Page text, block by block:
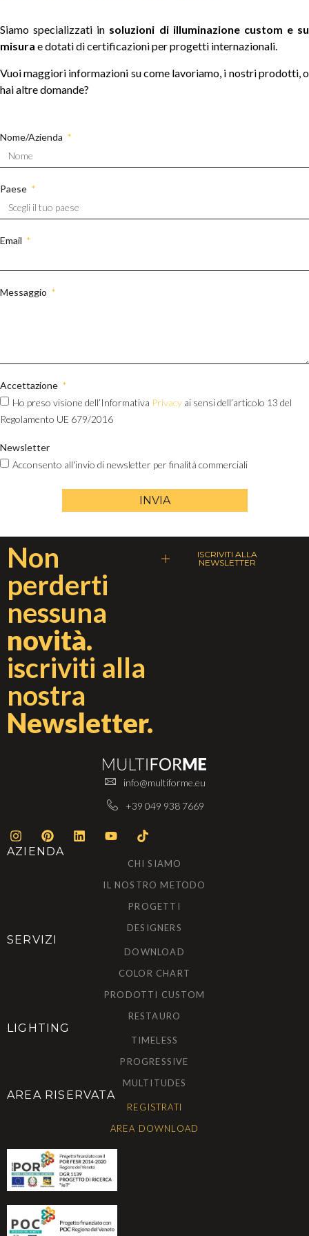
Siamo specializzati in soluzioni di illuminazione custom e su
misura e dotati di certificazioni per progetti internazionali.
Vuoi maggiori informazioni su come lavoriamo, i nostri prodotti, o
hai altre domande?
Nome/Azienda
Paese
Email
Messaggio
Accettazione
Ho preso visione dell’Informativa Privacy ai sensi dell’articolo 13 del
Regolamento UE 679/2016
Newsletter
Acconsento all'invio di newsletter per finalità commerciali
INVIA
Non
perderti
nessuna
novità.
iscriviti alla
nostra
Newsletter.
ISCRIVITI ALLA
NEWSLETTER
info@multiforme.eu
+39 049 938 7669
AZIENDA
CHI SIAMO
IL NOSTRO METODO
PROGETTI
DESIGNERS
SERVIZI
DOWNLOAD
COLOR CHART
PRODOTTI CUSTOM
RESTAURO
LIGHTING
TIMELESS
PROGRESSIVE
MULTITUDES
AREA RISERVATA
REGISTRATI
AREA DOWNLOAD